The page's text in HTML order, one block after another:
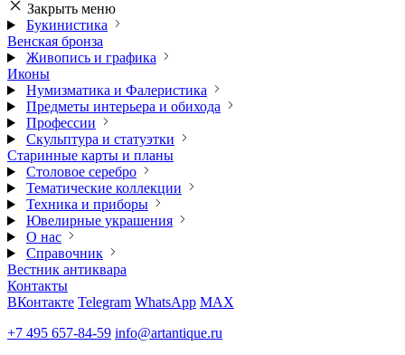
Закрыть меню
Букинистика
Венская бронза
Живопись и графика
Иконы
Нумизматика и Фалеристика
Предметы интерьера и обихода
Профессии
Скульптура и статуэтки
Старинные карты и планы
Столовое серебро
Тематические коллекции
Техника и приборы
Ювелирные украшения
О нас
Справочник
Вестник антиквара
Контакты
ВКонтакте Telegram WhatsApp MAX
+7 495 657-84-59 info@artantique.ru